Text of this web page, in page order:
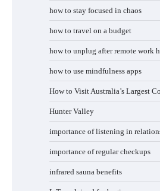
how to stay focused in chaos
how to travel on a budget
how to unplug after remote work
how to use mindfulness apps
How to Visit Australia’s Largest
Hunter Valley
importance of listening in
importance of regular checkups
infrared sauna benefits